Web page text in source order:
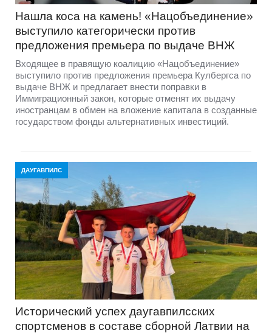
Нашла коса на камень! «Нацобъединение»
выступило категорически против
предложения премьера по выдаче ВНЖ
Входящее в правящую коалицию «Нацобъединение»
выступило против предложения премьера Кулбергса по
выдаче ВНЖ и предлагает внести поправки в
Иммиграционный закон, которые отменят их выдачу
иностранцам в обмен на вложение капитала в созданные
государством фонды альтернативных инвестиций.
ДАУГАВПИЛС
Исторический успех даугавпилсских
спортсменов в составе сборной Латвии на